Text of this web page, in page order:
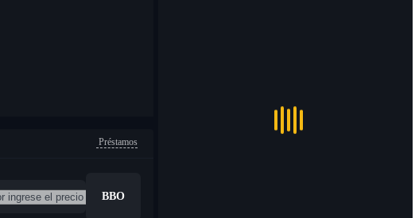
Préstamos
BBO